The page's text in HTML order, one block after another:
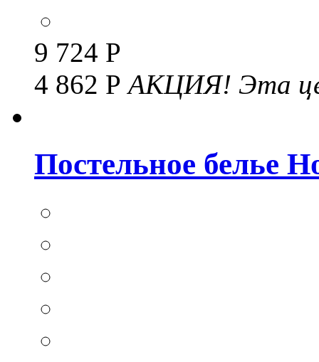
9 724 Р
4 862 РАКЦИЯ! Эта
Постельное белье